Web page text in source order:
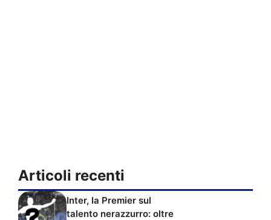
Articoli recenti
Inter, la Premier sul
talento nerazzurro: oltre